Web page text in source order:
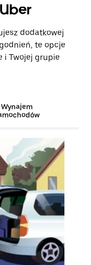
dodatkowej
te opcje
i Twojej grupie
Wynajem